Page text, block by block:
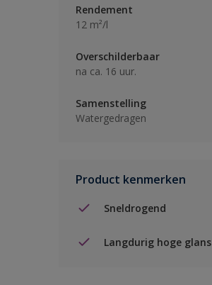
Rendement
12 m²/l
Overschilderbaar
na ca. 16 uur.
Samenstelling
Watergedragen
Product kenmerken
Sneldrogend
Langdurig hoge glans